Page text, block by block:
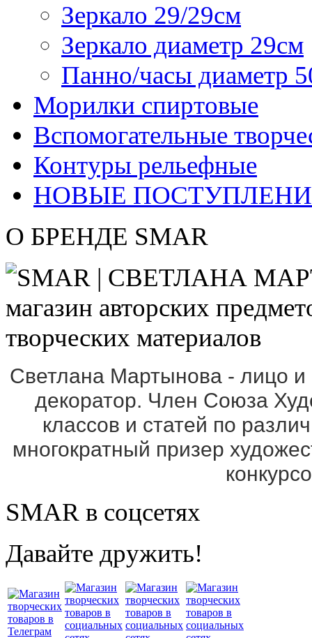
Зеркало 29/29см
Зеркало диаметр 29см
Панно/часы диаметр
Морилки спиртовые
Вспомогательные
Контуры рельефные
НОВЫЕ
О БРЕНДЕ SMAR
Светлана Мартынова - лицо
декоратор. Член Союза
классов и статей по
многократный призер
SMAR в соцсетях
Давайте дружить!